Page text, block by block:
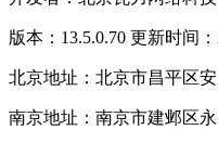
版本：13.5.0.70 更新时间
北京地址：北京市昌平区
南京地址：南京市建邺区